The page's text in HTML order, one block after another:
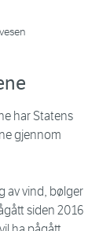
har Statens
gjennom
av vind, bølger
siden 2016